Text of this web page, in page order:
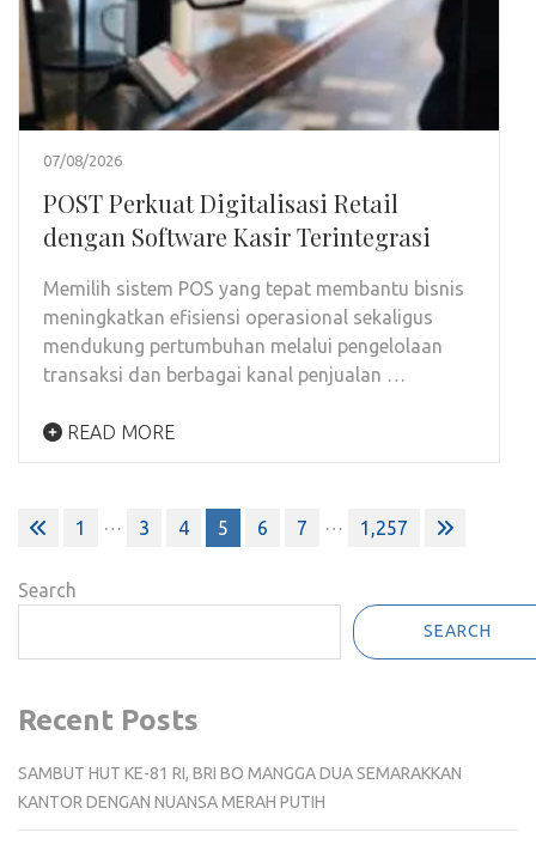
07/08/2026
POST Perkuat Digitalisasi Retail
dengan Software Kasir Terintegrasi
Memilih sistem POS yang tepat membantu bisnis
meningkatkan efisiensi operasional sekaligus
mendukung pertumbuhan melalui pengelolaan
transaksi dan berbagai kanal penjualan …
READ MORE
Posts
1 … 3 4 5 6 7 … 1,257
Search
SEARCH
Recent Posts
SAMBUT HUT KE-81 RI, BRI BO MANGGA DUA SEMARAKKAN
KANTOR DENGAN NUANSA MERAH PUTIH